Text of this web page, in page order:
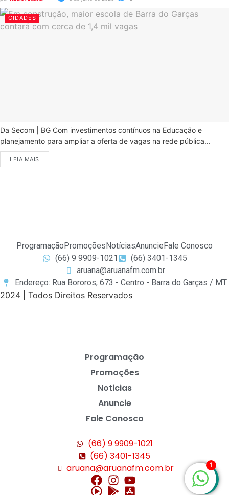
CIDADES
Da Secom | BG Com investimentos contínuos na Educação e
planejamento para ampliar a oferta de vagas na rede pública...
LEIA MAIS
Programação Promoções NotíciasAnuncie Fale Conosco
(66) 9 9909-1021
(66) 3401-1345
aruana@aruanafm.com.br
Endereço: Rua Bororos, 673 - Centro - Barra do Garças / MT
2024 | Todos Direitos Reservados
1
Programação
Promoções
Noticias
Anuncie
Fale Conosco
(66) 9 9909-1021
(66) 3401-1345
aruana@aruanafm.com.br